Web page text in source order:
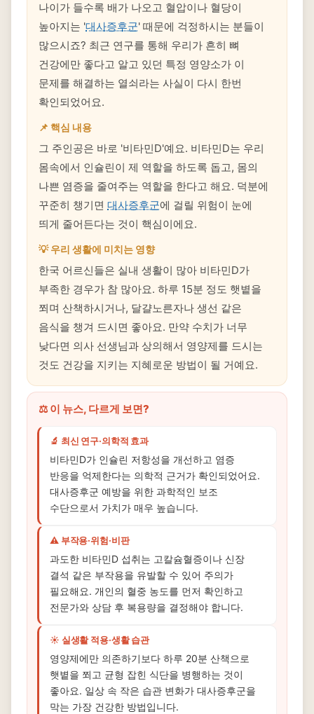
나이가 들수록 배가 나오고 혈압이나 혈당이
높아지는 '대사증후군' 때문에 걱정하시는 분들이
많으시죠? 최근 연구를 통해 우리가 흔히 뼈
건강에만 좋다고 알고 있던 특정 영양소가 이
문제를 해결하는 열쇠라는 사실이 다시 한번
확인되었어요.
📌 핵심 내용
그 주인공은 바로 '비타민D'예요. 비타민D는 우리
몸속에서 인슐린이 제 역할을 하도록 돕고, 몸의
나쁜 염증을 줄여주는 역할을 한다고 해요. 덕분에
꾸준히 챙기면 대사증후군에 걸릴 위험이 눈에
띄게 줄어든다는 것이 핵심이에요.
💡 우리 생활에 미치는 영향
한국 어르신들은 실내 생활이 많아 비타민D가
부족한 경우가 참 많아요. 하루 15분 정도 햇볕을
쬐며 산책하시거나, 달걀노른자나 생선 같은
음식을 챙겨 드시면 좋아요. 만약 수치가 너무
낮다면 의사 선생님과 상의해서 영양제를 드시는
것도 건강을 지키는 지혜로운 방법이 될 거예요.
⚖️ 이 뉴스, 다르게 보면?
🔬 최신 연구·의학적 효과
비타민D가 인슐린 저항성을 개선하고 염증
반응을 억제한다는 의학적 근거가 확인되었어요.
대사증후군 예방을 위한 과학적인 보조
수단으로서 가치가 매우 높습니다.
⚠️ 부작용·위험·비판
과도한 비타민D 섭취는 고칼슘혈증이나 신장
결석 같은 부작용을 유발할 수 있어 주의가
필요해요. 개인의 혈중 농도를 먼저 확인하고
전문가와 상담 후 복용량을 결정해야 합니다.
☀️ 실생활 적용·생활 습관
영양제에만 의존하기보다 하루 20분 산책으로
햇볕을 쬐고 균형 잡힌 식단을 병행하는 것이
좋아요. 일상 속 작은 습관 변화가 대사증후군을
막는 가장 건강한 방법입니다.